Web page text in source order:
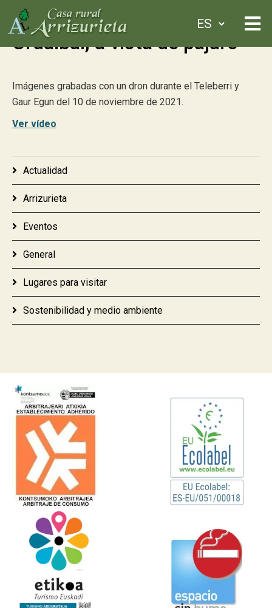
Urdaibai, a vista de pájaro
Imágenes grabadas con un dron durante el Teleberri y
Gaur Egun del 10 de noviembre de 2021.
Ver vídeo
Actualidad
Arrizurieta
Eventos
General
Lugares para visitar
Sostenibilidad y medio ambiente